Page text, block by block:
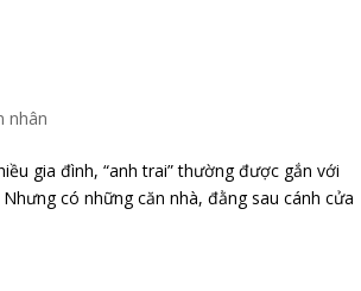
nhân
gia đình, “anh trai” thường được gắn với
có những căn nhà, đằng sau cánh cửa